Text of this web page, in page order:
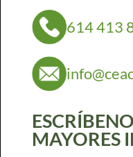
614 413
MAYORES